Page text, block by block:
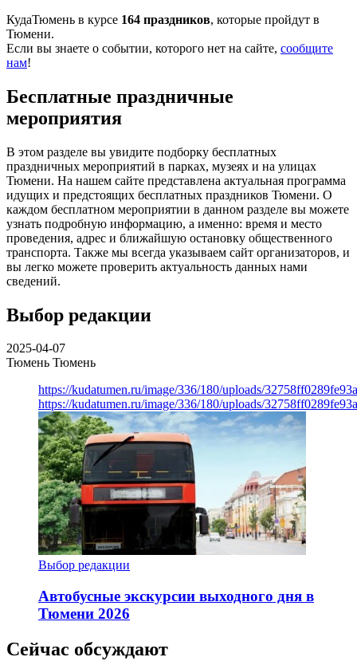
КудаТюмень в курсе 164 праздников, которые пройдут в
Тюмени.
Если вы знаете о событии, которого нет на сайте, сообщите
нам!
Бесплатные праздничные
мероприятия
В этом разделе вы увидите подборку бесплатных
праздничных мероприятий в парках, музеях и на улицах
Тюмени. На нашем сайте представлена актуальная программа
идущих и предстоящих бесплатных праздников Тюмени. О
каждом бесплатном мероприятии в данном разделе вы можете
узнать подробную информацию, а именно: время и место
проведения, адрес и ближайшую остановку общественного
транспорта. Также мы всегда указываем сайт организаторов, и
вы легко можете проверить актуальность данных нами
сведений.
Выбор редакции
2025-04-07
Тюмень Тюмень
https://kudatumen.ru/image/336/180/uploads/
https://kudatumen.ru/image/336/180/uploads/
Выбор редакции
Автобусные экскурсии выходного дня в
Тюмени 2026
Сейчас обсуждают